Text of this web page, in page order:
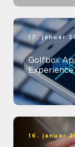
17. januar
Golfbox
Experience
16. januar